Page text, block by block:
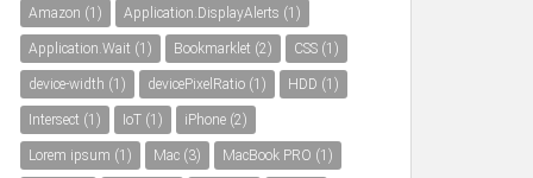
Amazon (1) Application.DisplayAlerts (1)
Application.Wait (1) Bookmarklet (2) CSS (1)
device-width (1) devicePixelRatio (1) HDD (1)
Intersect (1) IoT (1) iPhone (2)
Lorem ipsum (1) Mac (3) MacBook PRO (1)